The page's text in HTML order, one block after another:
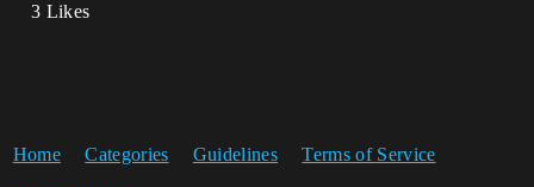
3 Likes
Home Categories Guidelines Terms of Service